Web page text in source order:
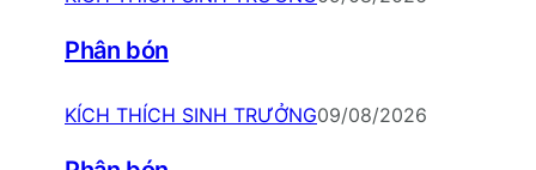
Phân bón
KÍCH THÍCH SINH TRƯỞNG09/08/2026